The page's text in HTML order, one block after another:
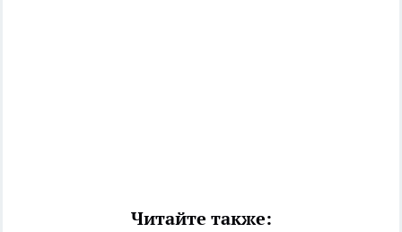
Читайте также: